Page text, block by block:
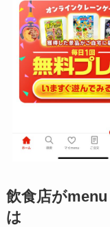
飲食店が
は